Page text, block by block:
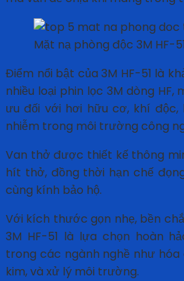
Mặt nạ phòng độc 3M HF-51
Điểm nổi bật của 3M HF-51 là
nhiều loại phin lọc 3M dòng HF,
ưu đối với hơi hữu cơ, khí
nhiễm trong môi trường công
Van thở được thiết kế thông
hít thở, đồng thời hạn chế
cùng kính bảo hộ.
Với kích thước gọn nhẹ, bền
3M HF-51 là lựa chọn hoàn
trong các ngành nghề như hóa
kim, và xử lý môi trường.